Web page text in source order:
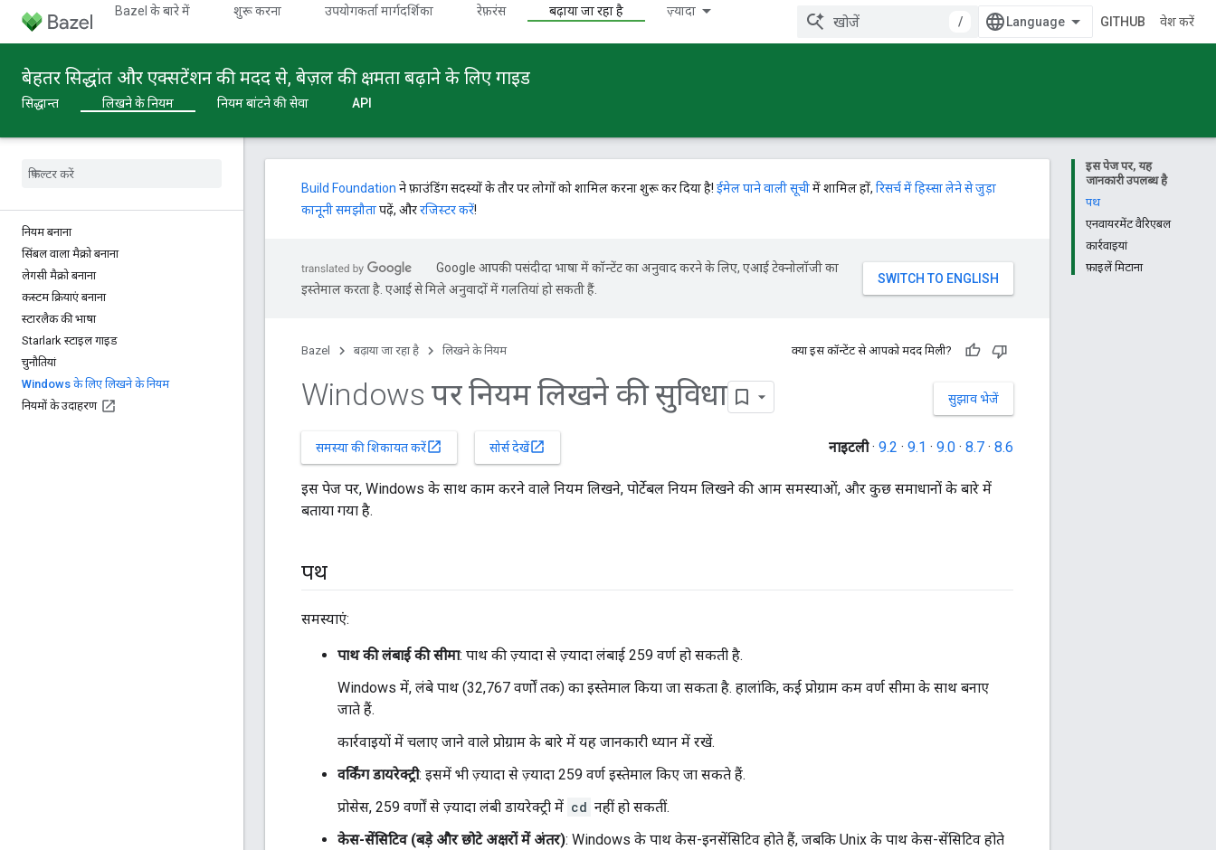
Bazel के बारे में शुरू करना उपयोगकर्ता मार्गदर्शिका रेफ़रंस बढ़ाया जा रहा है ज़्यादा
/ GITHUB प्रवेश करें
बेहतर सिद्धांत और एक्सटेंशन की मदद से, बेज़ल की क्षमता बढ़ाने के लिए गाइड
सिद्धान्त लिखने के नियम नियम बांटने की सेवा API
नियम बनाना
सिंबल वाला मैक्रो बनाना
लेगसी मैक्रो बनाना
कस्टम क्रियाएं बनाना
स्टारलैक की भाषा
Starlark स्टाइल गाइड
चुनौतियां
Windows के लिए लिखने के नियम
नियमों के उदाहरण
इस पेज पर, यह
जानकारी उपलब्ध है
पथ
एनवायरमेंट वैरिएबल
कार्रवाइयां
फ़ाइलें मिटाना
Build Foundation ने फ़ाउंडिंग सदस्यों के तौर पर लोगों को शामिल करना शुरू कर दिया है! ईमेल पाने वाली सूचीमें शामिल हों, रिसर्च में हिस्सा लेने से जुड़ा
कानूनी समझौतापढ़ें, औररजिस्टर करें!
Google आपकी पसंदीदा भाषा में कॉन्टेंट का अनुवाद करने के लिए, एआई टेक्नोलॉजी का
इस्तेमाल करता है. एआई से मिले अनुवादों में गलतियां हो सकती हैं.
Bazel बढ़ाया जा रहा है लिखने के नियम क्या इस कॉन्टेंट से आपको मदद मिली?
सुझाव भेजें
Windows पर नियम लिखने की सुविधा
समस्या की शिकायत करेंopen_in_new सोर्स देखेंopen_in_new नाइटली · 9.2 · 9.1 · 9.0 · 8.7 · 8.6
इस पेज पर, Windows के साथ काम करने वाले नियम लिखने, पोर्टेबल नियम लिखने की आम समस्याओं, और कुछ समाधानों के बारे में
बताया गया है.
पथ
समस्याएं:
पाथ की लंबाई की सीमा: पाथ की ज़्यादा से ज़्यादा लंबाई 259 वर्ण हो सकती है.
Windows में, लंबे पाथ (32,767 वर्णों तक) का इस्तेमाल किया जा सकता है. हालांकि, कई प्रोग्राम कम वर्ण सीमा के साथ बनाए
जाते हैं.
कार्रवाइयों में चलाए जाने वाले प्रोग्राम के बारे में यह जानकारी ध्यान में रखें.
वर्किंग डायरेक्ट्री: इसमें भी ज़्यादा से ज़्यादा 259 वर्ण इस्तेमाल किए जा सकते हैं.
प्रोसेस, 259 वर्णों से ज़्यादा लंबी डायरेक्ट्री में cd नहीं हो सकतीं.
केस-सेंसिटिव (बड़े और छोटे अक्षरों में अंतर): Windows के पाथ केस-इनसेंसिटिव होते हैं, जबकि Unix के पाथ केस-सेंसिटिव होते